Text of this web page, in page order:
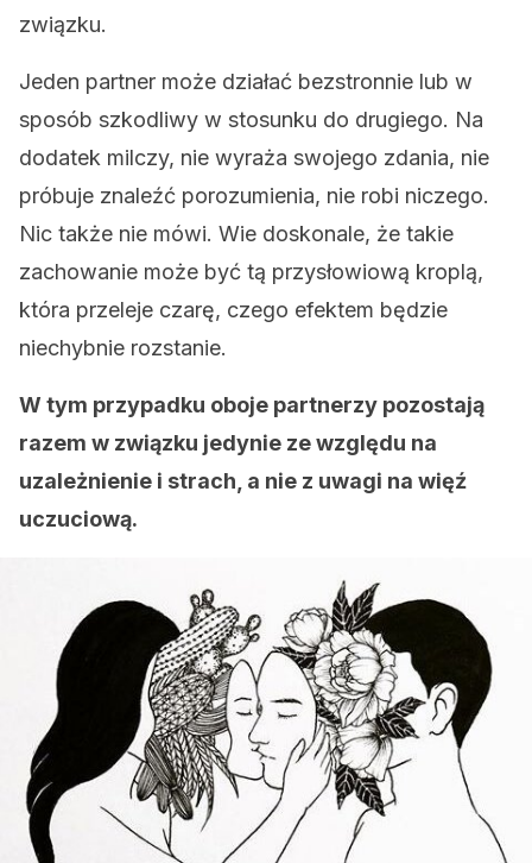
związku.
Jeden partner może działać bezstronnie lub w
sposób szkodliwy w stosunku do drugiego. Na
dodatek milczy, nie wyraża swojego zdania, nie
próbuje znaleźć porozumienia, nie robi niczego.
Nic także nie mówi. Wie doskonale, że takie
zachowanie może być tą przysłowiową kroplą,
która przeleje czarę, czego efektem będzie
niechybnie rozstanie.
W tym przypadku oboje partnerzy pozostają
razem w związku jedynie ze względu na
uzależnienie i strach, a nie z uwagi na więź
uczuciową.